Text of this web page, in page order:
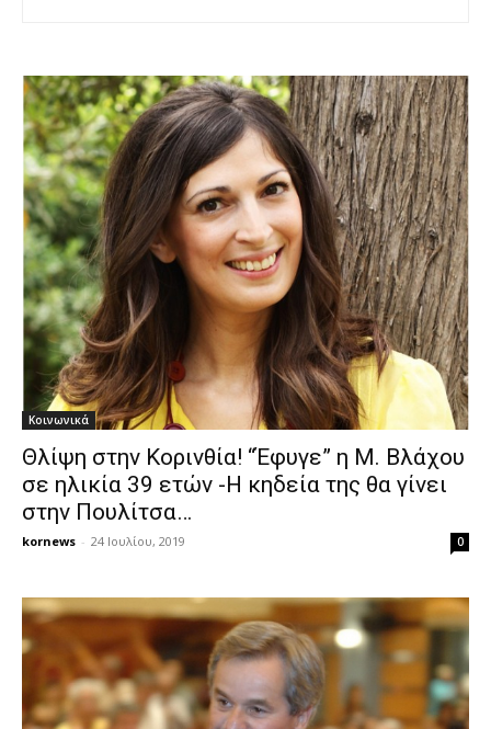
Κοινωνικά
Θλίψη στην Κορινθία! “Έφυγε” η Μ. Βλάχου
σε ηλικία 39 ετών -Η κηδεία της θα γίνει
στην Πουλίτσα…
kornews - 24 Ιουλίου, 2019 0